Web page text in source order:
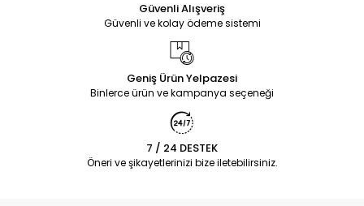
Güvenli Alışveriş
Güvenli ve kolay ödeme sistemi
Geniş Ürün Yelpazesi
Binlerce ürün ve kampanya seçeneği
7 / 24 DESTEK
Öneri ve şikayetlerinizi bize iletebilirsiniz.